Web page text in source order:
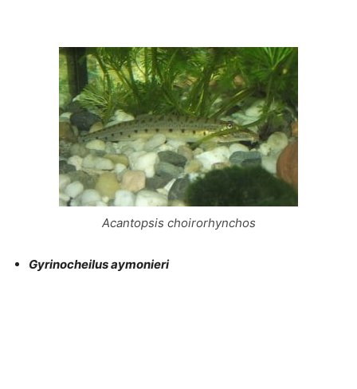
Acantopsis choirorhynchos
Gyrinocheilus aymonieri